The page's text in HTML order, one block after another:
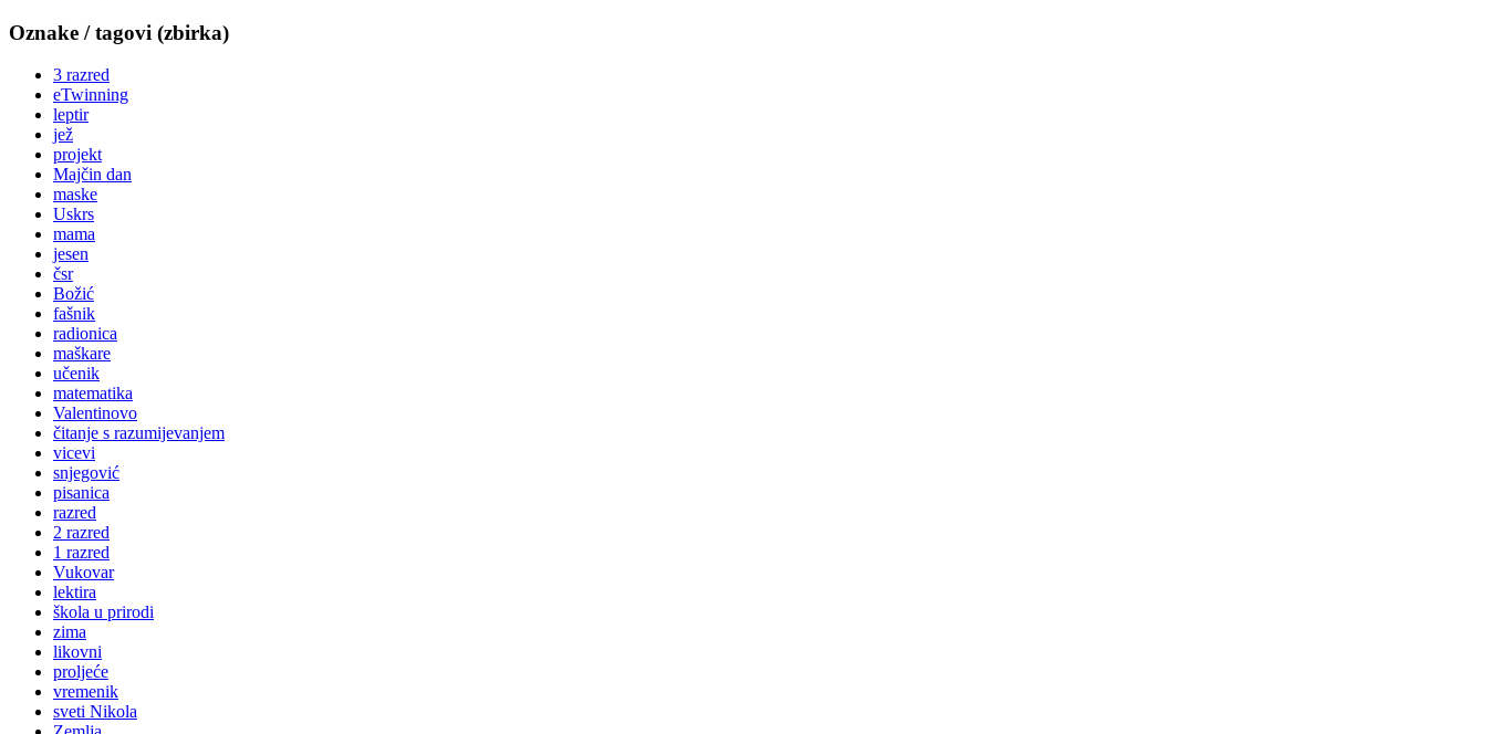
Oznake / tagovi (zbirka)
3 razred
eTwinning
leptir
jež
projekt
Majčin dan
maske
Uskrs
mama
jesen
čsr
Božić
fašnik
radionica
maškare
učenik
matematika
Valentinovo
čitanje s razumijevanjem
vicevi
snjegović
pisanica
razred
2 razred
1 razred
Vukovar
lektira
škola u prirodi
zima
likovni
proljeće
vremenik
sveti Nikola